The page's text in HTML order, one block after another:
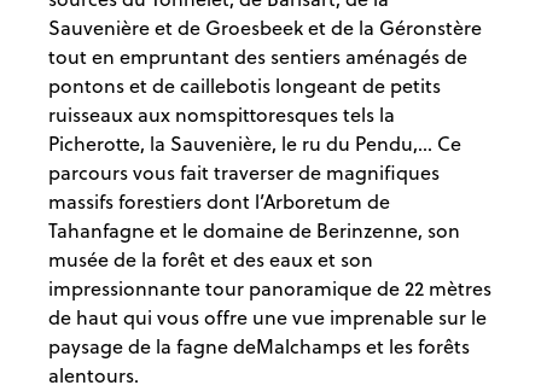
Sauvenière et de Groesbeek et de la Géronstère
tout en empruntant des sentiers aménagés de
pontons et de caillebotis longeant de petits
ruisseaux aux nomspittoresques tels la
Picherotte, la Sauvenière, le ru du Pendu,… Ce
parcours vous fait traverser de magnifiques
massifs forestiers dont l’Arboretum de
Tahanfagne et le domaine de Berinzenne, son
musée de la forêt et des eaux et son
impressionnante tour panoramique de 22 mètres
de haut qui vous offre une vue imprenable sur le
paysage de la fagne deMalchamps et les forêts
alentours.